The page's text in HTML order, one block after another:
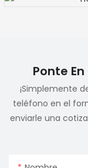
Ponte
¡Simplemente
teléfono en el
enviarle una